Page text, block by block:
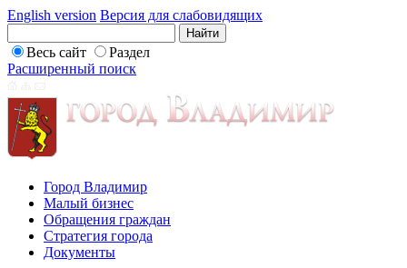
English version Версия для слабовидящих
Весь сайт
Раздел
Расширенный поиск
Город Владимир
Малый бизнес
Обращения граждан
Стратегия города
Документы